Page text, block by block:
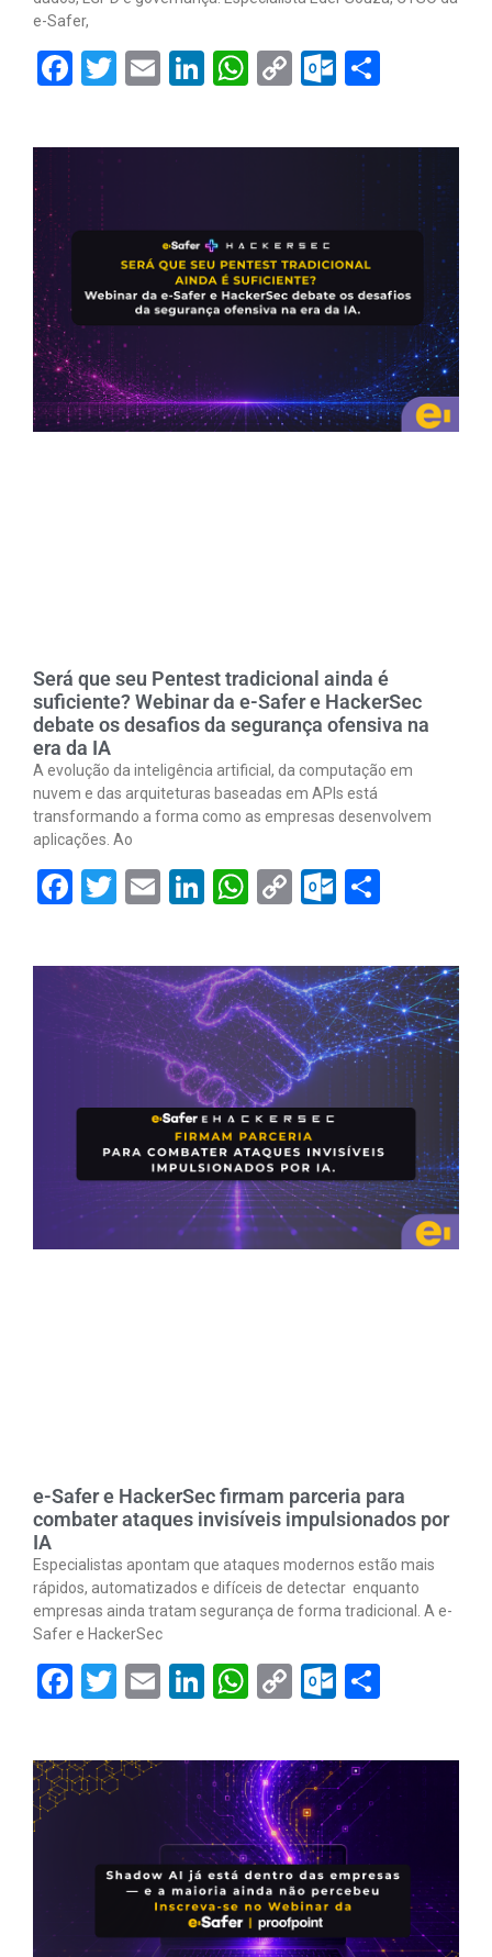
e-Safer,
Facebook
Twitter
EmailLinkedIn
WhatsApp
Copy
Será que seu Pentest tradicional ainda é
suficiente? Webinar da e-Safer e HackerSec
debate os desafios da segurança ofensiva na
era da IA
A evolução da inteligência artificial, da computação em
nuvem e das arquiteturas baseadas em APIs está
transformando a forma como as empresas desenvolvem
aplicações. Ao
Facebook
Twitter
EmailLinkedIn
WhatsApp
Copy
e-Safer e HackerSec firmam parceria para
combater ataques invisíveis impulsionados por
IA
Especialistas apontam que ataques modernos estão mais
rápidos, automatizados e difíceis de detectar enquanto
empresas ainda tratam segurança de forma tradicional. A e-
Safer e HackerSec
Facebook
Twitter
EmailLinkedIn
WhatsApp
Copy